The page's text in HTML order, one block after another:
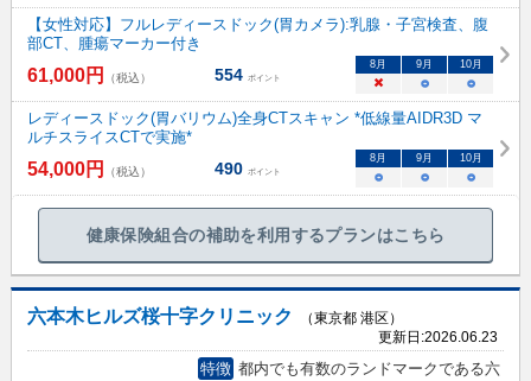
【女性対応】フルレディースドック(胃カメラ):乳腺・子宮検査、腹
部CT、腫瘍マーカー付き
61,000円 （税込） 554 ポイント
8月 9月 10月
× ○ ○
レディースドック(胃バリウム)全身CTスキャン *低線量AIDR3D マ
ルチスライスCTで実施*
54,000円 （税込） 490 ポイント
8月 9月 10月
○ ○ ○
健康保険組合の補助を利用するプランはこちら
六本木ヒルズ桜十字クリニック
（東京都 港区）
更新日:2026.06.23
特徴 都内でも有数のランドマークである六